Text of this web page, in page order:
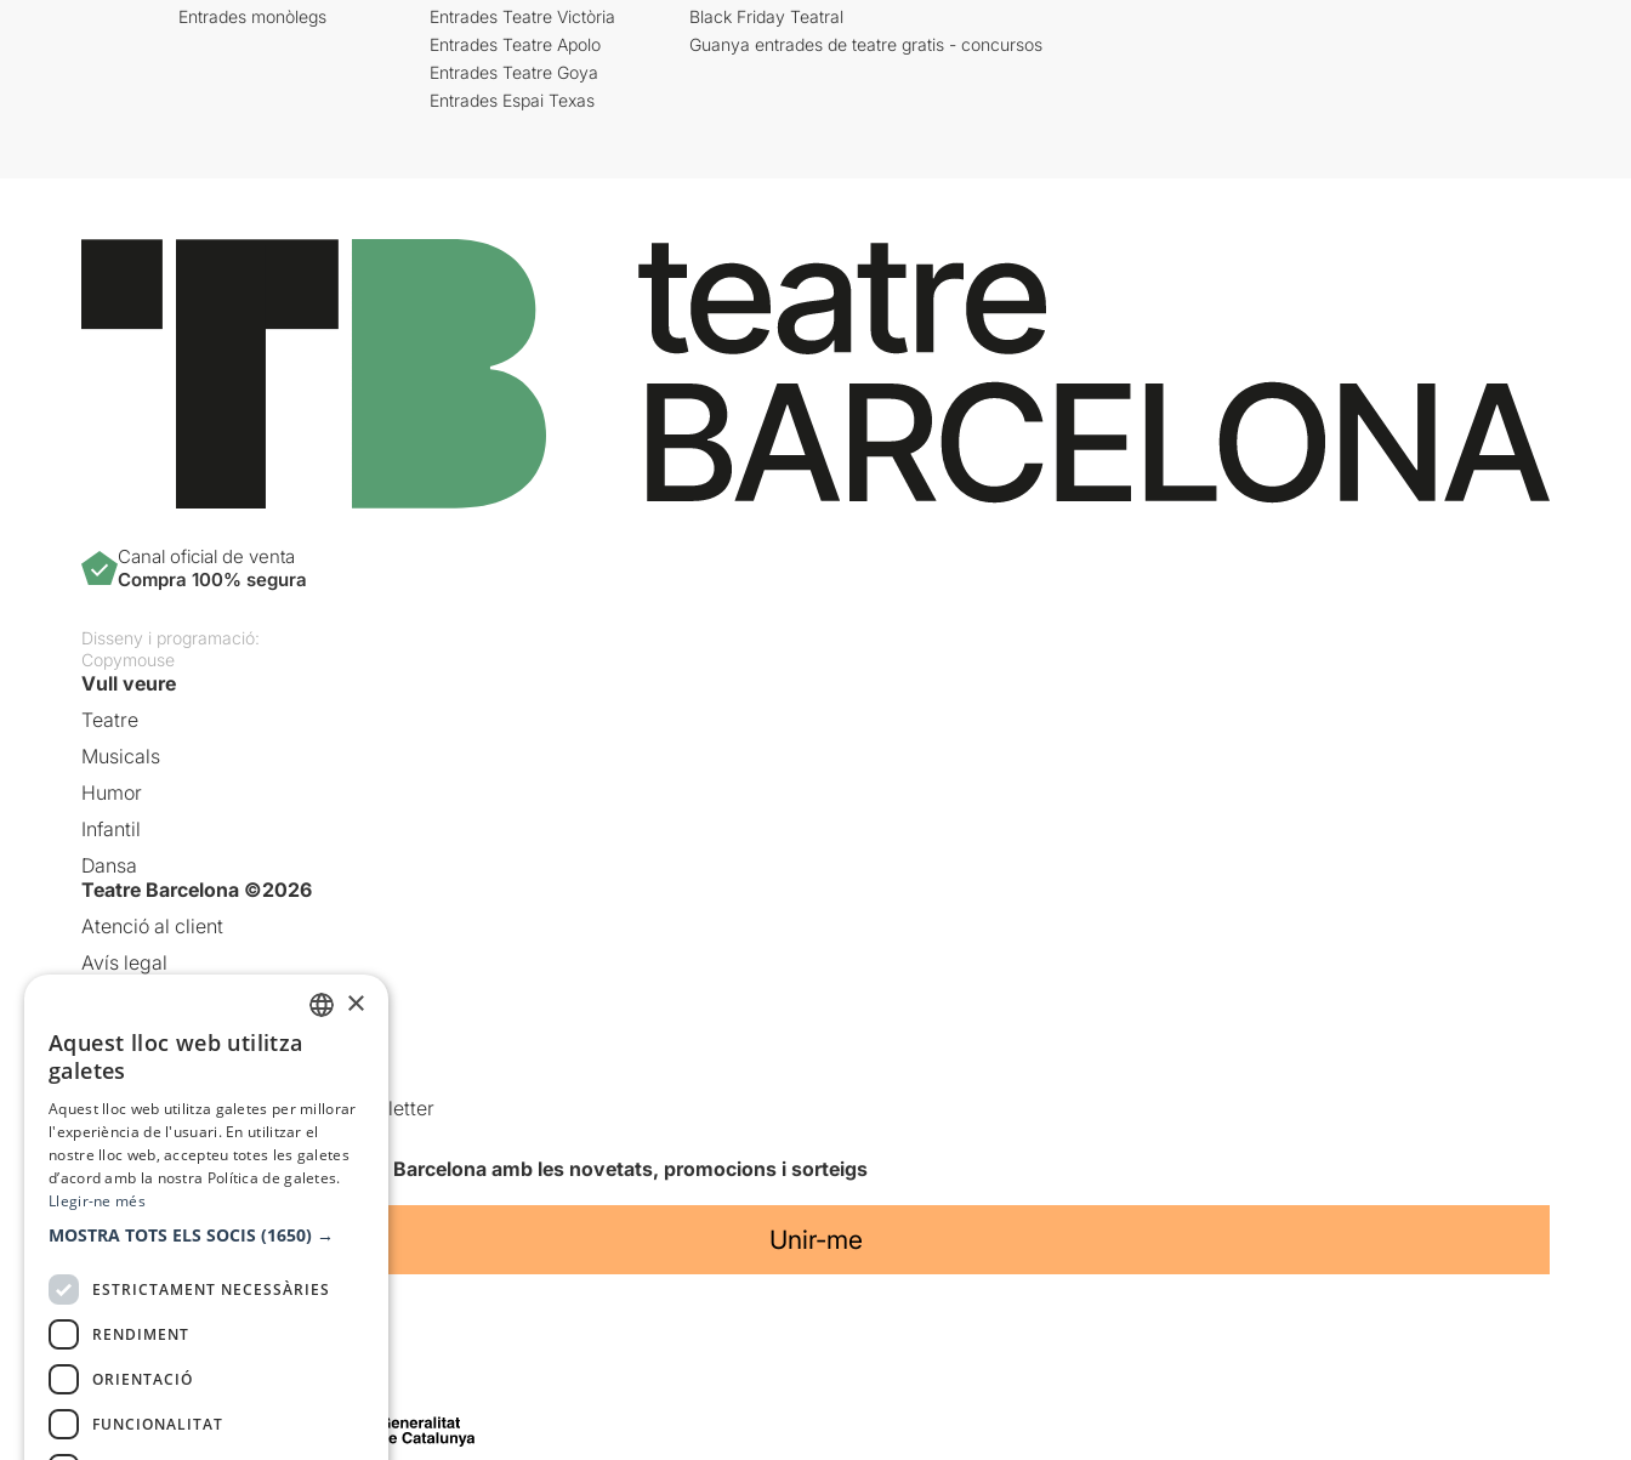
Entrades monòlegs
Entrades Teatre Victòria
Entrades Teatre Apolo
Entrades Teatre Goya
Entrades Espai Texas
Black Friday Teatral
Guanya entrades de teatre gratis - concursos
Canal oficial de venta
Compra 100% segura
Disseny i programació:
Copymouse
Vull veure
Teatre
Musicals
Humor
Infantil
Dansa
Teatre Barcelona ©2026
Atenció al client
Avís legal
Política de cookies
Condicions d’ús
Comunicacions comercials i Newsletter
Anuncia’t
Vull rebre la newsletter de Teatre Barcelona amb les novetats, promocions i sorteigs
Unir-me
Amb el suport de
×
Aquest lloc web utilitza
galetes
Aquest lloc web utilitza galetes per millorar
l'experiència de l'usuari. En utilitzar el
nostre lloc web, accepteu totes les galetes
d’acord amb la nostra Política de galetes.
Llegir-ne més
MOSTRA TOTS ELS SOCIS (1650) →
ESTRICTAMENT NECESSÀRIES
RENDIMENT
ORIENTACIÓ
FUNCIONALITAT